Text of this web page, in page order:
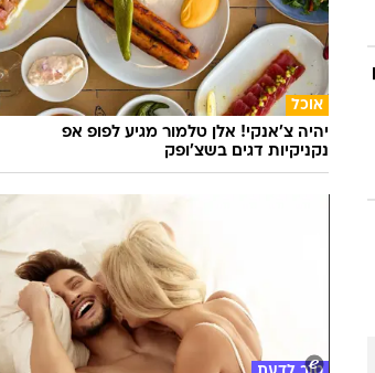
אוכל
יהיה צ'אנקי! אלן טלמור מגיע לפופ אפ
נקניקיות דגים בשצ'ופק